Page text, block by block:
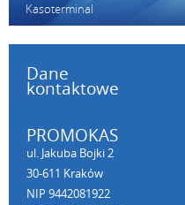
Kasoterminal
Dane
kontaktowe
PROMOKAS
ul. Jakuba Bojki 2
30-611 Kraków
NIP 9442081922